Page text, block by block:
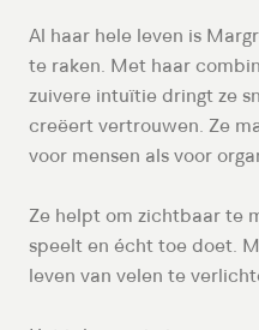
Al haar hele leven is
te raken. Met haar
zuivere intuïtie dringt ze
creëert vertrouwen. Ze
voor mensen als voor
Ze helpt om zichtbaar te
speelt en écht toe doet.
leven van velen te